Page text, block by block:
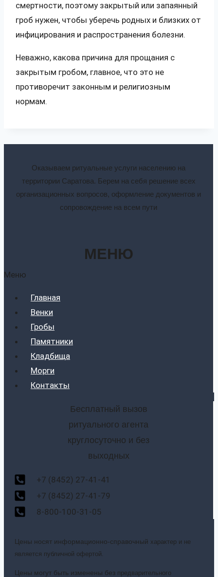
смертности, поэтому закрытый или запаянный
гроб нужен, чтобы уберечь родных и близких от
инфицирования и распространения болезни.
Неважно, какова причина для прощания с
закрытым гробом, главное, что это не
противоречит законным и религиозным
нормам.
Оказываем ритуальные услуги населению на
территории Саратова. Берем на себя решение всех
организационных вопросов, оформление документов и
сопровождение на всем пути
МЕНЮ
Меню
Главная
Венки
Гробы
Памятники
Кладбища
Морги
Контакты
Бесплатный вызов
ритуального агента
круглосуточно и без
выходных
+7 (8452) 27-41-41
+7 (8452) 27-41-79
8-800-100-31-05
Цены носят информационно-справочный характер и не
является публичной офертой.
Цены могут быть изменены без предварительного